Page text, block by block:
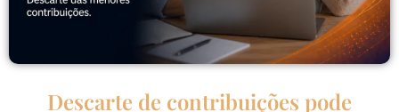
Descarte de contribuições pode